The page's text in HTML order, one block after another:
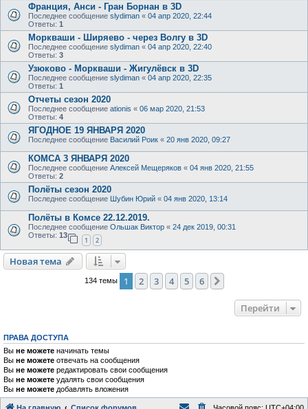
Франция, Анси - Гран Борнан в 3D
Последнее сообщение slydiman « 04 апр 2020, 22:44
Ответы: 1
Моркваши - Ширяево - через Волгу в 3D
Последнее сообщение slydiman « 04 апр 2020, 22:40
Ответы: 3
Узюково - Моркваши - Жигулёвск в 3D
Последнее сообщение slydiman « 04 апр 2020, 22:35
Ответы: 1
Отчеты сезон 2020
Последнее сообщение ationis « 06 мар 2020, 21:53
Ответы: 4
ЯГОДНОЕ 19 ЯНВАРЯ 2020
Последнее сообщение Василий Роик « 20 янв 2020, 09:27
КОМСА 3 ЯНВАРЯ 2020
Последнее сообщение Алексей Мещеряков « 04 янв 2020, 21:55
Ответы: 2
Полёты сезон 2020
Последнее сообщение Шубин Юрий « 04 янв 2020, 13:14
Полёты в Комсе 22.12.2019.
Последнее сообщение Ольшак Виктор « 24 дек 2019, 00:31
Ответы: 13
1 2
Новая тема
Новаятема
134 темы 1 2 3 4 5 6
Перейти
ПРАВА ДОСТУПА
Вы не можете начинать темы
Вы не можете отвечать на сообщения
Вы не можете редактировать свои сообщения
Вы не можете удалять свои сообщения
Вы не можете добавлять вложения